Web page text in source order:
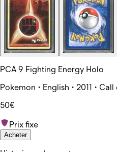
PCA 9 Fighting Energy Holo
Pokemon • English • 2011 •
50€
Prix fixe
Acheter